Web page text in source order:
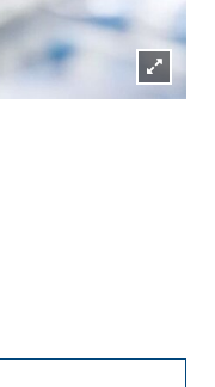
Lightbox